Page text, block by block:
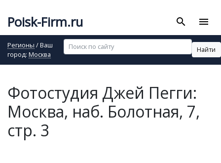
Poisk-Firm.ru search menu
Регионы / Ваш
город: Москва
Найти
Фотостудия Джей Пегги:
Москва, наб. Болотная, 7,
стр. 3